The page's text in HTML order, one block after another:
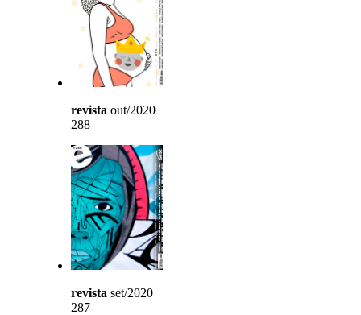
revista out/2020
288
revista set/2020
287